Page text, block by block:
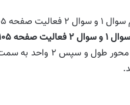
ریاضی هفتم
۴ واحد واحد به